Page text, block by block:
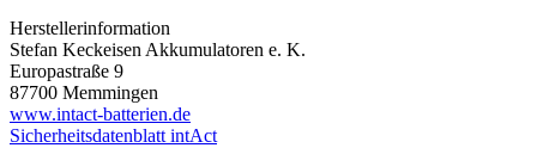
Herstellerinformation
Stefan Keckeisen Akkumulatoren e. K.
Europastraße 9
87700 Memmingen
www.intact-batterien.de
Sicherheitsdatenblatt intAct